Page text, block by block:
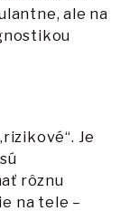
ale na
Je
rôznu
na tele –